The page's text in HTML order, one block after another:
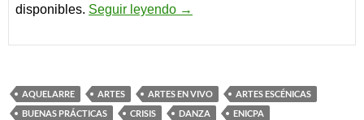
disponibles. Seguir leyendo Tendencias del Sector Cultural
→
AQUELARRE ARTES ARTES EN VIVO
ARTES ESCÉNICAS
BUENAS PRÁCTICAS
CRISIS DANZA
ENICPA